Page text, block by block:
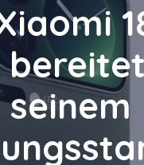
seinem